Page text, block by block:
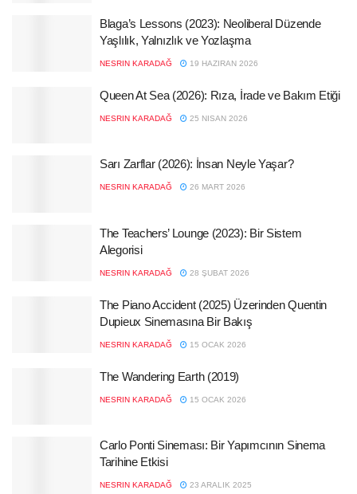
Blaga’s Lessons (2023): Neoliberal Düzende
Yaşlılık, Yalnızlık ve Yozlaşma
NESRIN KARADAĞ 19 HAZIRAN 2026
Queen At Sea (2026): Rıza, İrade ve Bakım Etiği
NESRIN KARADAĞ 25 NISAN 2026
Sarı Zarflar (2026): İnsan Neyle Yaşar?
NESRIN KARADAĞ 26 MART 2026
The Teachers’ Lounge (2023): Bir Sistem
Alegorisi
NESRIN KARADAĞ 28 ŞUBAT 2026
The Piano Accident (2025) Üzerinden Quentin
Dupieux Sinemasına Bir Bakış
NESRIN KARADAĞ 15 OCAK 2026
The Wandering Earth (2019)
NESRIN KARADAĞ 15 OCAK 2026
Carlo Ponti Sineması: Bir Yapımcının Sinema
Tarihine Etkisi
NESRIN KARADAĞ 23 ARALIK 2025